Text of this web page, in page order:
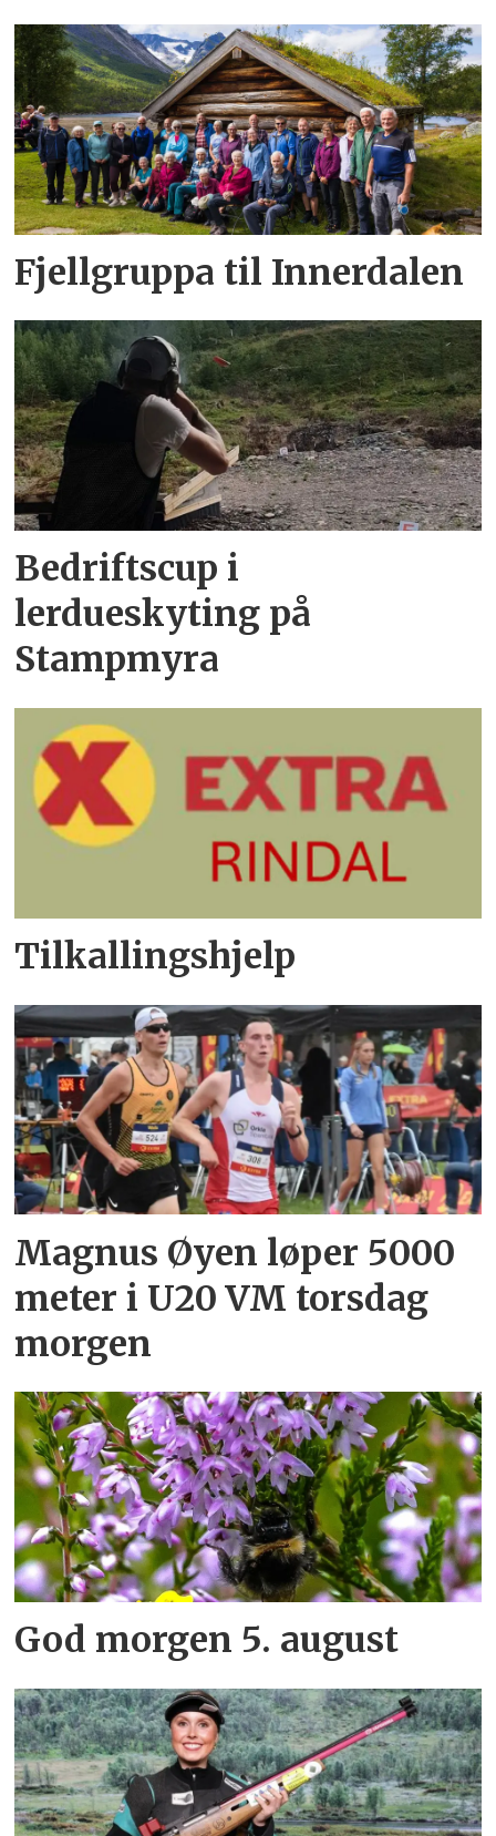
Fjellgruppa til Innerdalen
Bedriftscup i
lerdueskyting på
Stampmyra
Tilkallingshjelp
Magnus Øyen løper 5000
meter i U20 VM torsdag
morgen
God morgen 5. august